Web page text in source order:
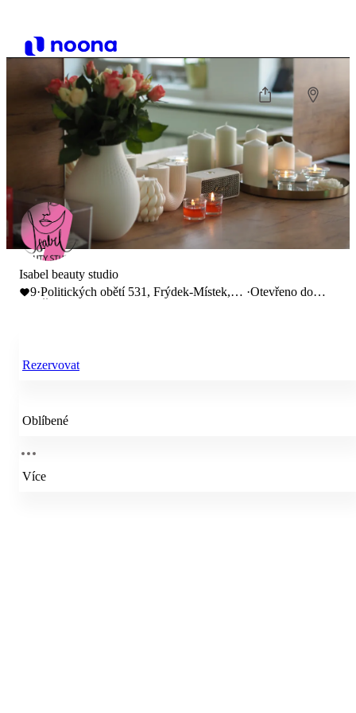
Isabel beauty studio
9·Politických obětí 531, Frýdek-Místek,
·Otevřeno do
Rezervovat
Oblíbené
Více